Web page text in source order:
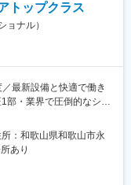
成約率は約50％！
（年平均60万）。個人
昇給・昇格が可能：
り得られる商談機会の
トップクラス
ョナル）
最新設備と快適で働き
部・業界で圧倒的なシェ
工場長候補』として整
：和歌山県和歌山市永
あり